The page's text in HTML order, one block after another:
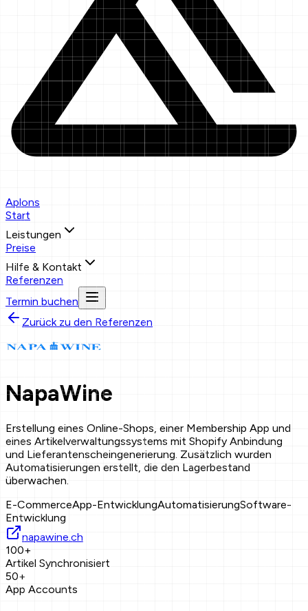
Aplons
Start
Leistungen
Preise
Hilfe & Kontakt
Referenzen
Termin buchen
Zurück zu den Referenzen
NapaWine
Erstellung eines Online-Shops, einer Membership App und
eines Artikelverwaltungssystems mit Shopify Anbindung
und Lieferantenscheingenerierung. Zusätzlich wurden
Automatisierungen erstellt, die den Lagerbestand
überwachen.
E-CommerceApp-EntwicklungAutomatisierungSoftware-
Entwicklung
napawine.ch
100+
Artikel Synchronisiert
50+
App Accounts